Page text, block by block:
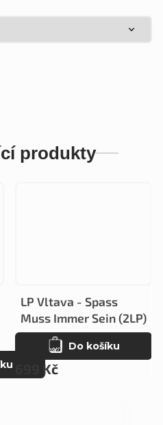
produkty
LP Vltava - Spass
Muss Immer Sein (2LP)
699 Kč
Do košíku